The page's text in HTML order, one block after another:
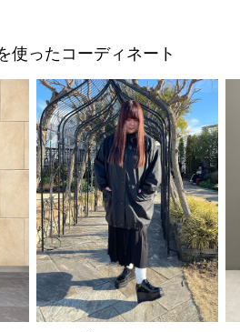
使ったコーディネート